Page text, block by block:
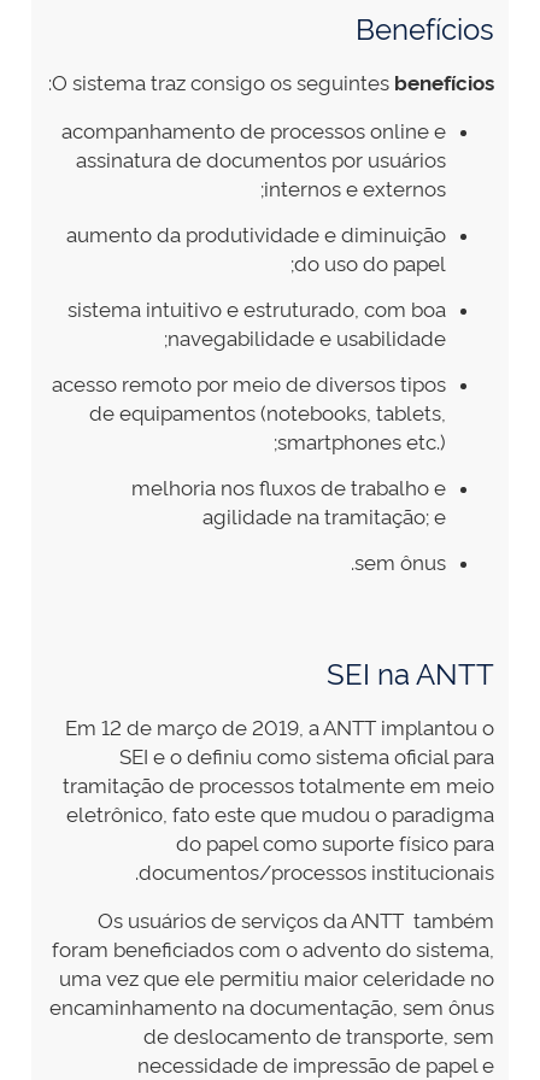
Benefícios
O sistema traz consigo os seguintes benefícios
:
acompanhamento de processos online e
assinatura de documentos por usuários
internos e externos;
aumento da produtividade e diminuição
do uso do papel;
sistema intuitivo e estruturado, com boa
navegabilidade e usabilidade;
acesso remoto por meio de diversos tipos
de equipamentos (notebooks, tablets,
smartphones etc.);
melhoria nos fluxos de trabalho e
agilidade na tramitação; e
sem ônus.
SEI na ANTT
Em 12 de março de 2019, a ANTT implantou o
SEI e o definiu como sistema oficial para
tramitação de processos totalmente em meio
eletrônico, fato este que mudou o paradigma
do papel como suporte físico para
documentos/processos institucionais.
Os usuários de serviços da ANTT também
foram beneficiados com o advento do sistema,
uma vez que ele permitiu maior celeridade no
encaminhamento na documentação, sem ônus
de deslocamento de transporte, sem
necessidade de impressão de papel e